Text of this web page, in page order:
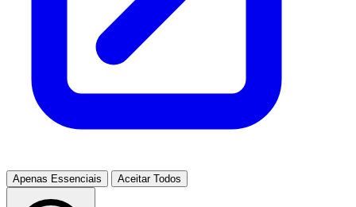
Apenas Essenciais Aceitar Todos